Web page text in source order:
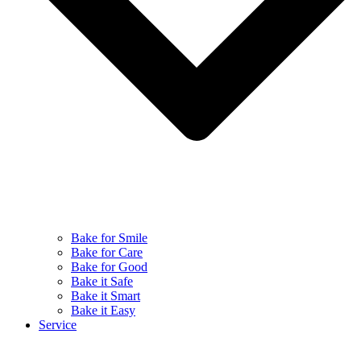
Bake for Smile
Bake for Care
Bake for Good
Bake it Safe
Bake it Smart
Bake it Easy
Service